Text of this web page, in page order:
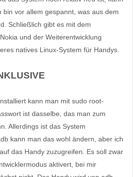
bin vor allem gespannt, was aus dem
Schließlich gibt es mit dem
und der Weiterentwicklung
natives Linux-System für Handys.
kann man mit sudo root-
ist dasselbe, das man zum
Allerdings ist das System
kann man das wohl ändern, aber ich
das Handy zuzugreifen. Es soll zwar
aktivert, bei mir